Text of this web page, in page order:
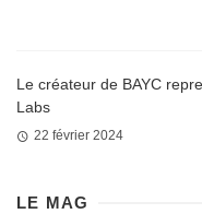
Le créateur de BAYC
Labs
22 février 2024
LE MAG